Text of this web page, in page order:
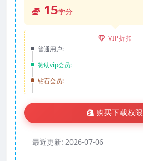
15学分
VIP折扣
普通用户:
赞助vip会员:
钻石会员:
购买下载权限
最近更新: 2026-07-06